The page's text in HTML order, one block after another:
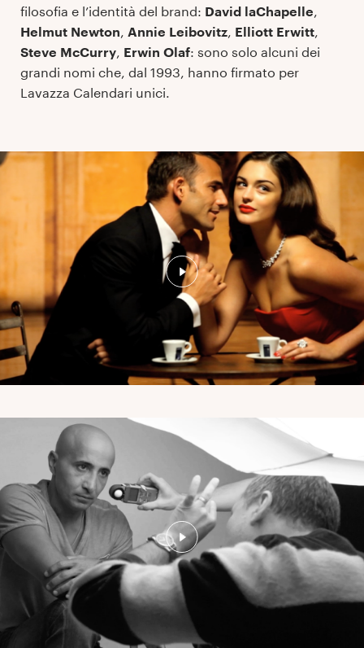
filosofia e l’identità del brand: David laChapelle,
Helmut Newton, Annie Leibovitz, Elliott Erwitt,
Steve McCurry, Erwin Olaf: sono solo alcuni dei
grandi nomi che, dal 1993, hanno firmato per
Lavazza Calendari unici.